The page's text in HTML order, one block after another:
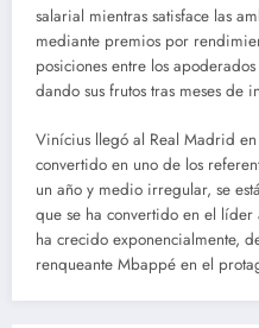
salarial mientras satisface las
mediante premios por
posiciones entre los
dando sus frutos tras meses de
Vinícius llegó al Real Madrid
convertido en uno de los
un año y medio irregular, se
que se ha convertido en el líder
ha crecido exponencialmente,
renqueante Mbappé en el